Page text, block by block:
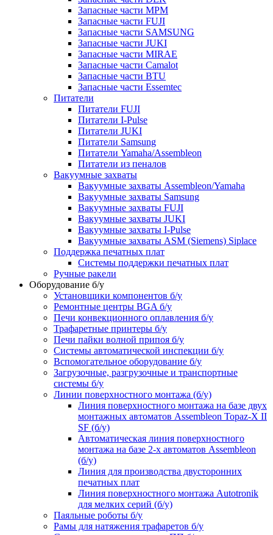
Запасные части MPM
Запасные части FUJI
Запасные части SAMSUNG
Запасные части JUKI
Запасные части MIRAE
Запасные части Camalot
Запасные части BTU
Запасные части Essemtec
Питатели
Питатели FUJI
Питатели I-Pulse
Питатели JUKI
Питатели Samsung
Питатели Yamaha/Assembleon
Питатели из пеналов
Вакуумные захваты
Вакуумные захваты Assembleon/Yamaha
Вакуумные захваты Samsung
Вакуумные захваты FUJI
Вакуумные захваты JUKI
Вакуумные захваты I-Pulse
Вакуумные захваты ASM (Siemens) Siplace
Поддержка печатных плат
Системы поддержки печатных плат
Ручные ракели
Оборудование б/у
Установщики компонентов б/у
Ремонтные центры BGA б/у
Печи конвекционного оплавления б/у
Трафаретные принтеры б/у
Печи пайки волной припоя б/у
Системы автоматической инспекции б/у
Вспомогательное оборудование б/у
Загрузочные, разгрузочные и транспортные
системы б/у
Линии поверхностного монтажа (б/у)
Линия поверхностного монтажа на базе двух
монтажных автоматов Assembleon Topaz-X II
SF (б/у)
Автоматическая линия поверхностного
монтажа на базе 2-х автоматов Assembleon
(б/у)
Линия для производства двусторонних
печатных плат
Линия поверхностного монтажа Autotronik
для мелких серий (б/у)
Паяльные роботы б/у
Рамы для натяжения трафаретов б/у